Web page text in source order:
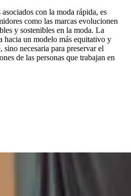
con la moda rápida, es
como las marcas evolucionen
y sostenibles en la moda. La
hacia un modelo más equitativo y
necesaria para preservar el
de las personas que trabajan en